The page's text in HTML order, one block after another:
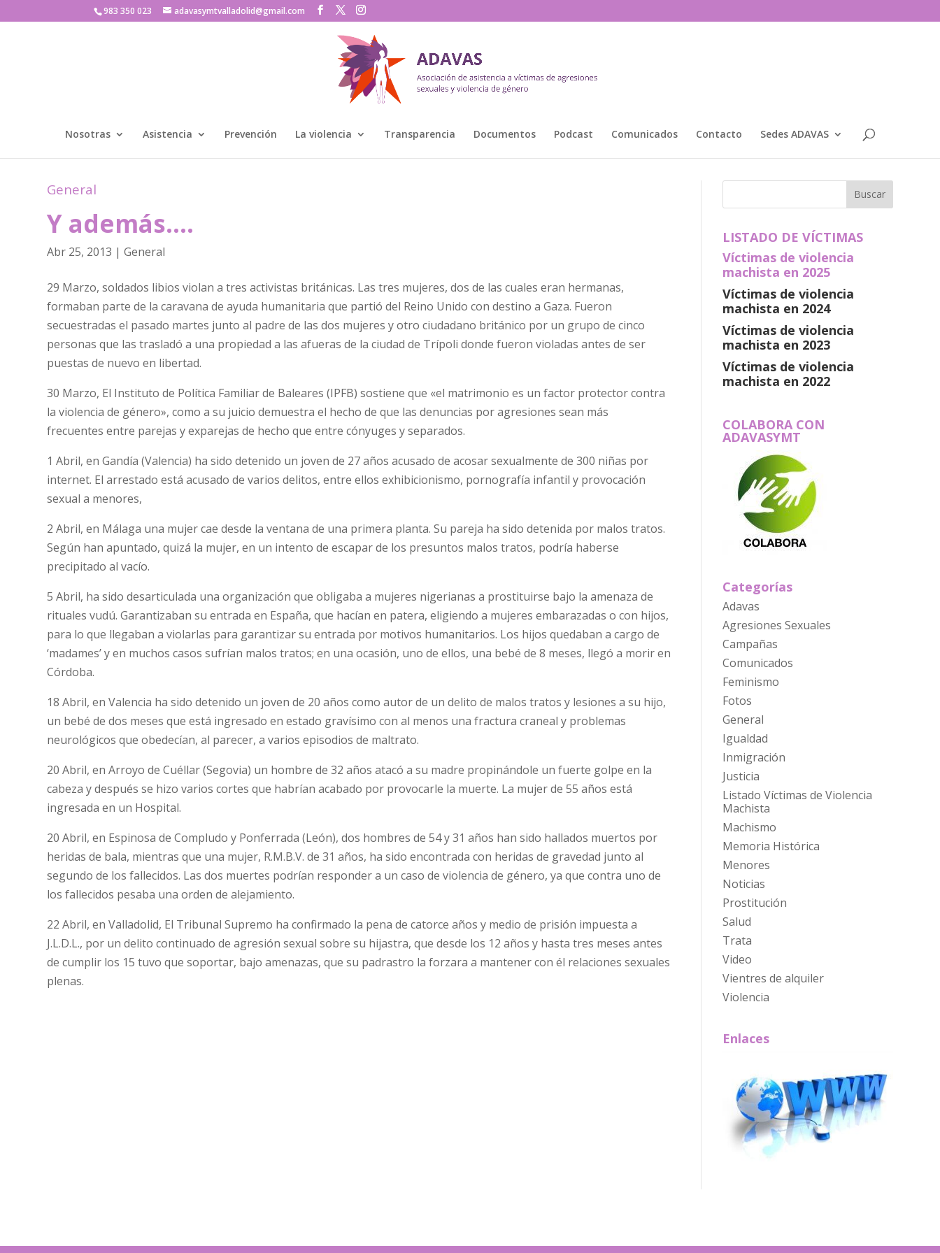
983 350 023 adavasymtvalladolid@gmail.com
Nosotras Asistencia Prevención La violencia Transparencia Documentos Podcast Comunicados Contacto Sedes ADAVAS
General
Y además….
Abr 25, 2013 |General
29 Marzo, soldados libios violan a tres activistas británicas. Las tres mujeres, dos de las cuales eran hermanas,
formaban parte de la caravana de ayuda humanitaria que partió del Reino Unido con destino a Gaza. Fueron
secuestradas el pasado martes junto al padre de las dos mujeres y otro ciudadano británico por un grupo de cinco
personas que las trasladó a una propiedad a las afueras de la ciudad de Trípoli donde fueron violadas antes de ser
puestas de nuevo en libertad.
30 Marzo, El Instituto de Política Familiar de Baleares (IPFB) sostiene que «el matrimonio es un factor protector contra
la violencia de género», como a su juicio demuestra el hecho de que las denuncias por agresiones sean más
frecuentes entre parejas y exparejas de hecho que entre cónyuges y separados.
1 Abril, en Gandía (Valencia) ha sido detenido un joven de 27 años acusado de acosar sexualmente de 300 niñas por
internet. El arrestado está acusado de varios delitos, entre ellos exhibicionismo, pornografía infantil y provocación
sexual a menores,
2 Abril, en Málaga una mujer cae desde la ventana de una primera planta. Su pareja ha sido detenida por malos tratos.
Según han apuntado, quizá la mujer, en un intento de escapar de los presuntos malos tratos, podría haberse
precipitado al vacío.
5 Abril, ha sido desarticulada una organización que obligaba a mujeres nigerianas a prostituirse bajo la amenaza de
rituales vudú. Garantizaban su entrada en España, que hacían en patera, eligiendo a mujeres embarazadas o con hijos,
para lo que llegaban a violarlas para garantizar su entrada por motivos humanitarios. Los hijos quedaban a cargo de
‘madames’ y en muchos casos sufrían malos tratos; en una ocasión, uno de ellos, una bebé de 8 meses, llegó a morir en
Córdoba.
18 Abril, en Valencia ha sido detenido un joven de 20 años como autor de un delito de malos tratos y lesiones a su hijo,
un bebé de dos meses que está ingresado en estado gravísimo con al menos una fractura craneal y problemas
neurológicos que obedecían, al parecer, a varios episodios de maltrato.
20 Abril, en Arroyo de Cuéllar (Segovia) un hombre de 32 años atacó a su madre propinándole un fuerte golpe en la
cabeza y después se hizo varios cortes que habrían acabado por provocarle la muerte. La mujer de 55 años está
ingresada en un Hospital.
20 Abril, en Espinosa de Compludo y Ponferrada (León), dos hombres de 54 y 31 años han sido hallados muertos por
heridas de bala, mientras que una mujer, R.M.B.V. de 31 años, ha sido encontrada con heridas de gravedad junto al
segundo de los fallecidos. Las dos muertes podrían responder a un caso de violencia de género, ya que contra uno de
los fallecidos pesaba una orden de alejamiento.
22 Abril, en Valladolid, El Tribunal Supremo ha confirmado la pena de catorce años y medio de prisión impuesta a
J.L.D.L., por un delito continuado de agresión sexual sobre su hijastra, que desde los 12 años y hasta tres meses antes
de cumplir los 15 tuvo que soportar, bajo amenazas, que su padrastro la forzara a mantener con él relaciones sexuales
plenas.
LISTADO DE VÍCTIMAS
Víctimas de violencia
machista en 2025
Víctimas de violencia
machista en 2024
Víctimas de violencia
machista en 2023
Víctimas de violencia
machista en 2022
COLABORA CON
ADAVASYMT
Categorías
Adavas
Agresiones Sexuales
Campañas
Comunicados
Feminismo
Fotos
General
Igualdad
Inmigración
Justicia
Listado Víctimas de Violencia
Machista
Machismo
Memoria Histórica
Menores
Noticias
Prostitución
Salud
Trata
Video
Vientres de alquiler
Violencia
Enlaces